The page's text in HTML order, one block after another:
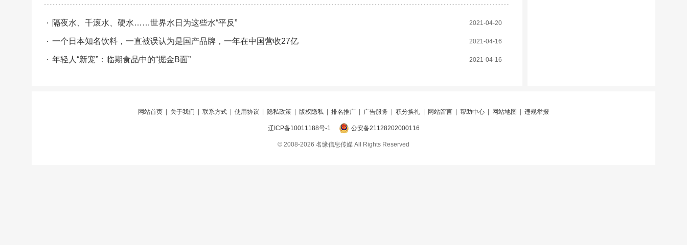
2021-04-20
隔夜水、千滚水、硬水……世界水日为这些水“平反”
2021-04-16
一个日本知名饮料，一直被误认为是国产品牌，一年在中国营收27亿
2021-04-16
年轻人“新宠”：临期食品中的“掘金B面”
网站首页 关于我们 联系方式 使用协议 隐私政策 版权隐私 排名推广 广告服务 积分换礼 网站留言 帮助中心 网站地图 违规举报
辽ICP备10011188号-1 公安备21128202000116
© 2008-2026 名缘信息传媒 All Rights Reserved